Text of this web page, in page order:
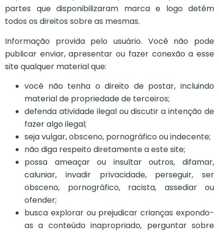
partes que disponibilizaram marca e logo detêm
todos os direitos sobre as mesmas.
Informação provida pelo usuário. Você não pode
publicar enviar, apresentar ou fazer conexão a esse
site qualquer material que:
você não tenha o direito de postar, incluindo
material de propriedade de terceiros;
defenda atividade ilegal ou discutir a intenção de
fazer algo ilegal;
seja vulgar, obsceno, pornográfico ou indecente;
não diga respeito diretamente a este site;
possa ameaçar ou insultar outros, difamar,
caluniar, invadir privacidade, perseguir, ser
obsceno, pornográfico, racista, assediar ou
ofender;
busca explorar ou prejudicar crianças expondo-
as a conteúdo inapropriado, perguntar sobre